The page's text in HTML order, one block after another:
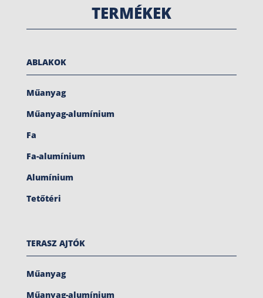
TERMÉKEK
ABLAKOK
Műanyag
Műanyag-alumínium
Fa
Fa-alumínium
Alumínium
Tetőtéri
TERASZ AJTÓK
Műanyag
Műanyag-alumínium